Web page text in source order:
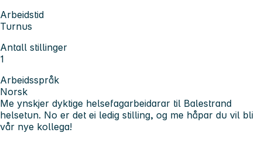
Arbeidstid
Turnus
Antall stillinger
1
Arbeidsspråk
Norsk
Me ynskjer dyktige helsefagarbeidarar til Balestrand
helsetun. No er det ei ledig stilling, og me håpar du vil bli
vår nye kollega!